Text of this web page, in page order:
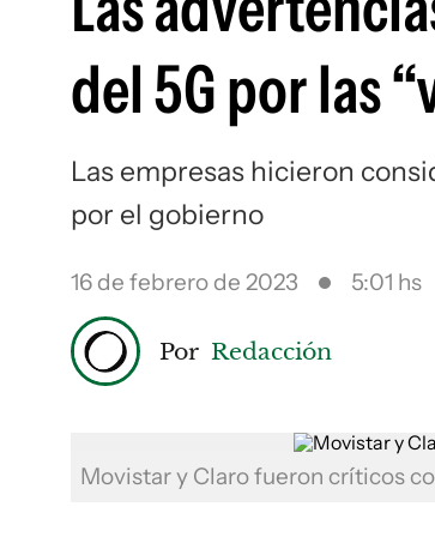
del 5G por las
Las empresas hicieron
por el gobierno
16 de febrero de 2023 5:01 hs
Por Redacción
Movistar y Claro fueron críticos